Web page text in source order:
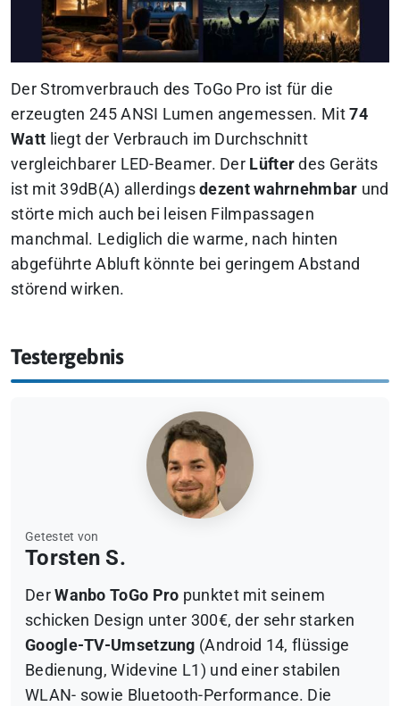
Der Stromverbrauch des ToGo Pro ist für die
erzeugten 245 ANSI Lumen angemessen. Mit74
Watt liegt der Verbrauch im Durchschnitt
vergleichbarer LED-Beamer. Der Lüfter des Geräts
ist mit 39dB(A) allerdingsdezent wahrnehmbar und
störte mich auch bei leisen Filmpassagen
manchmal. Lediglich die warme, nach hinten
abgeführte Abluft könnte bei geringem Abstand
störend wirken.
Testergebnis
Getestet von
Torsten S.
DerWanbo ToGo Pro punktet mit seinem
schicken Design unter 300€, der sehr starken
Google-TV-Umsetzung (Android 14, flüssige
Bedienung, Widevine L1) und einer stabilen
WLAN- sowie Bluetooth-Performance. Die